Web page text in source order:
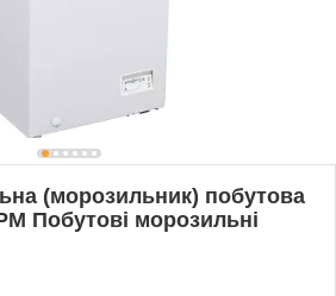
(морозильник) побутова
Побутові морозильні